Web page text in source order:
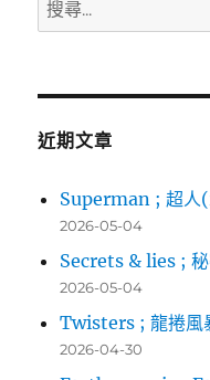
覽
尋
鍵
近期文章
Superman ; 超人
2026-05-04
Secrets & lies ;
2026-05-04
Twisters ; 龍捲風
2026-04-30